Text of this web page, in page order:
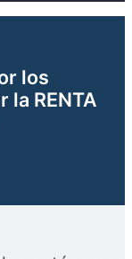
los
la RENTA